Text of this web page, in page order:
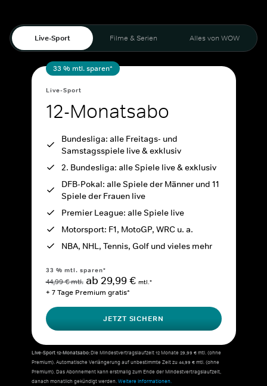
Live-Sport Filme & Serien Alles von WOW
33 % mtl. sparen*
Live-Sport
12-Monatsabo
Bundesliga: alle Freitags- und
Samstagsspiele live & exklusiv
2. Bundesliga: alle Spiele live & exklusiv
DFB-Pokal: alle Spiele der Männer und 11
Spiele der Frauen live
Premier League: alle Spiele live
Motorsport: F1, MotoGP, WRC u. a.
NBA, NHL, Tennis, Golf und vieles mehr
33 % mtl. sparen*
44,99 € mtl. ab 29,99 € mtl.*
+ 7 Tage Premium gratis*
JETZT SICHERN
Live-Sport 12-Monatsabo:Die Mindestvertragslaufzeit 12 Monate 29,99 € mtl. (ohne
Premium). Automatische Verlängerung auf unbestimmte Zeit zu 44,99 € mtl. (ohne
Premium). Das Abonnement kann erstmalig zum Ende der Mindestvertragslaufzeit,
danach monatlich gekündigt werden.Weitere Informationen.